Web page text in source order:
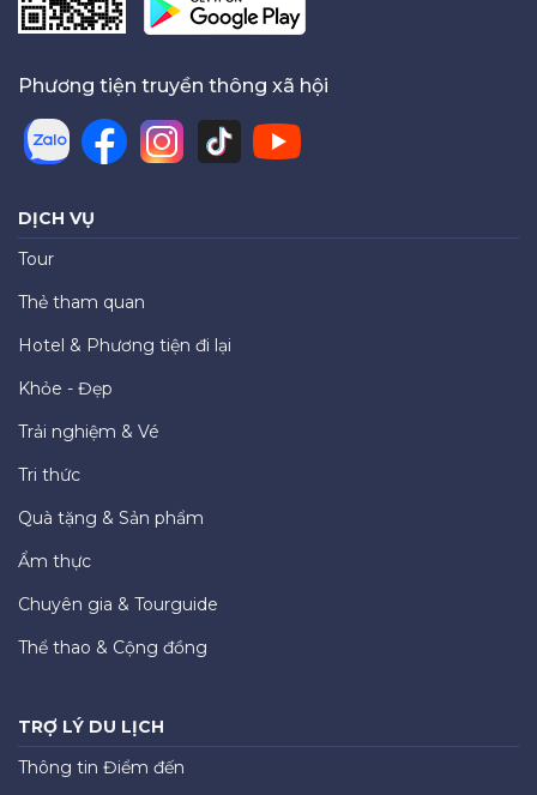
Phương tiện truyền thông xã hội
DỊCH VỤ
Tour
Thẻ tham quan
Hotel & Phương tiện đi lại
Khỏe - Đẹp
Trải nghiệm & Vé
Tri thức
Quà tặng & Sản phẩm
Ẩm thực
Chuyên gia & Tourguide
Thể thao & Cộng đồng
TRỢ LÝ DU LỊCH
Thông tin Điểm đến